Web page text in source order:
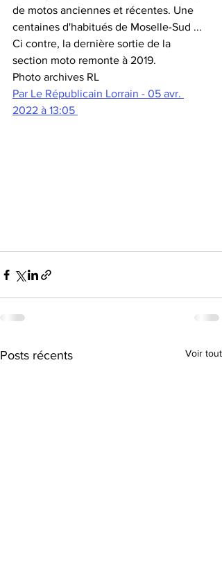
de motos anciennes et récentes. Une
centaines d'habitués de Moselle-Sud ...
Ci contre, la dernière sortie de la
section moto remonte à 2019.
Photo archives RL
Par Le Républicain Lorrain - 05 avr.
2022 à 13:05
Posts récents Voir tout